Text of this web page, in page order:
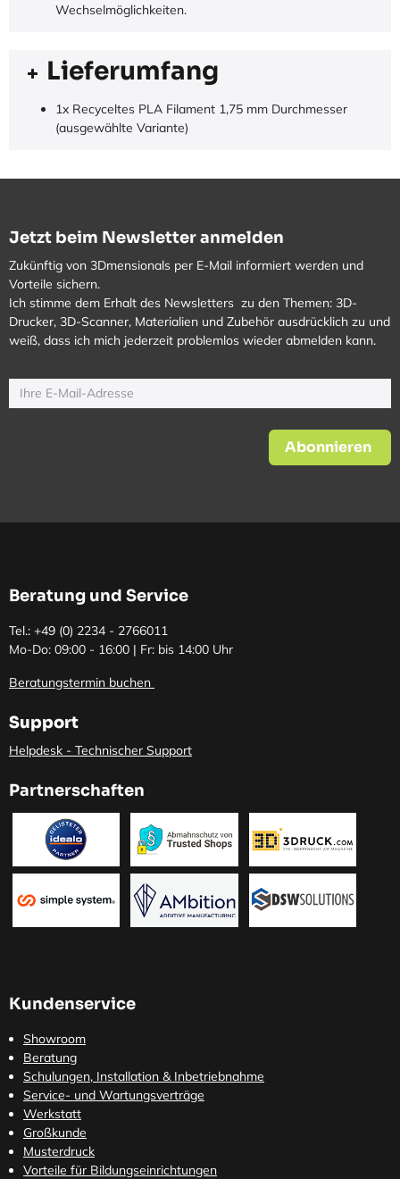
Wechselmöglichkeiten.
Lieferumfang
1x Recyceltes PLA Filament 1,75 mm Durchmesser
(ausgewählte Variante)
Jetzt beim Newsletter anmelden
Zukünftig von 3Dmensionals per E-Mail informiert werden und
Vorteile sichern.
Ich stimme dem Erhalt des Newsletters zu den Themen: 3D-
Drucker, 3D-Scanner, Materialien und Zubehör ausdrücklich zu und
weiß, dass ich mich jederzeit problemlos wieder abmelden kann.
Abonnieren
Beratung und Service
Tel.: +49 (0) 2234 - 2766011
Mo-Do: 09:00 - 16:00 | Fr: bis 14:00 Uhr
Beratungstermin buchen
Support
Helpdesk - Technischer Support
Partnerschaften
Kundenservice
Showroom
Beratung
Schulungen, Installation & Inbetriebnahme
Service- und Wartungsverträge
Werkstatt
Großkunde
Musterdruck
Vorteile für Bildungseinrichtungen